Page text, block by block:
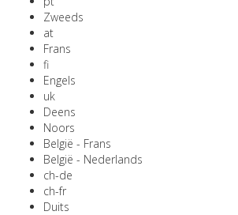
Zweeds
at
Frans
fi
Engels
uk
Deens
Noors
België - Frans
België - Nederlands
ch-de
ch-fr
Duits